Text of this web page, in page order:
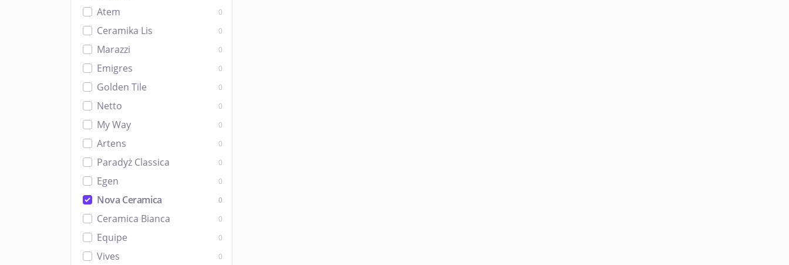
Atem 0
Ceramika Lis 0
Marazzi 0
Emigres 0
Golden Tile 0
Netto 0
My Way 0
Artens 0
Paradyż Classica 0
Egen 0
Nova Ceramica 0
Ceramica Bianca 0
Equipe 0
Vives 0